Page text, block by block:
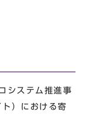
ステム推進事
）における寄